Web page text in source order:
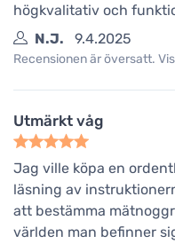
högkvalitativ och
N.J.
9.4.2025
Recensionen är översatt.
Utmärkt våg
Jag ville köpa en
läsning av
att bestämma
världen man befinner